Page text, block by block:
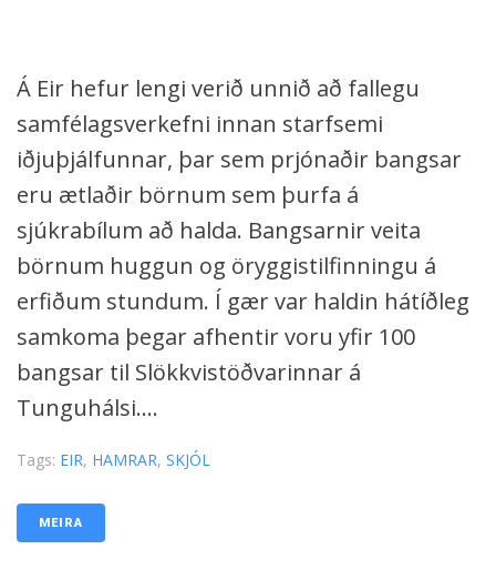
Á Eir hefur lengi verið unnið að fallegu
samfélagsverkefni innan starfsemi
iðjuþjálfunnar, þar sem prjónaðir bangsar
eru ætlaðir börnum sem þurfa á
sjúkrabílum að halda. Bangsarnir veita
börnum huggun og öryggistilfinningu á
erfiðum stundum. Í gær var haldin hátíðleg
samkoma þegar afhentir voru yfir 100
bangsar til Slökkvistöðvarinnar á
Tunguhálsi....
Tags: EIR, HAMRAR, SKJÓL
MEIRA